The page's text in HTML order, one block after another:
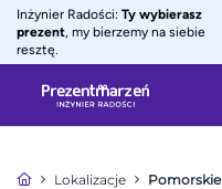
Inżynier Radości: Ty wybierasz
prezent, my bierzemy na siebie
resztę.
Lokalizacje Pomorskie